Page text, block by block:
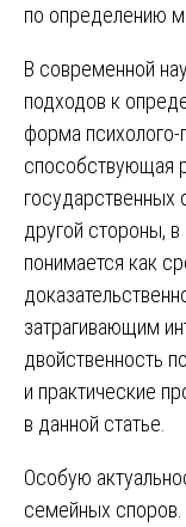
по определению
В современной
подходов к
форма психолого-
способствующая
государственных
другой стороны,
понимается как
затрагивающим
двойственность
и практические
в данной статье.
Особую
семейных